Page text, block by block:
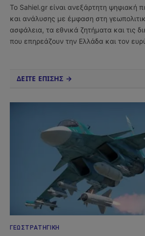
Το Sahiel.gr είναι ανεξάρτητη ψηφιακή
και ανάλυσης με έμφαση στη
ασφάλεια, τα εθνικά ζητήματα και τις
που επηρεάζουν την Ελλάδα και τον
ΔΕΙΤΕ ΕΠΙΣΗΣ →
ΓΕΩΣΤΡΑΤΗΓΙΚΉ